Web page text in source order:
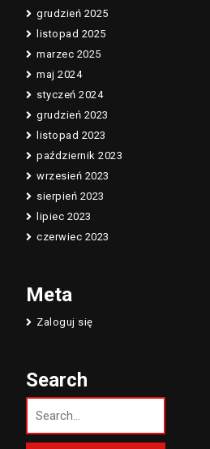
grudzień 2025
listopad 2025
marzec 2025
maj 2024
styczeń 2024
grudzień 2023
listopad 2023
październik 2023
wrzesień 2023
sierpień 2023
lipiec 2023
czerwiec 2023
Meta
Zaloguj się
Search